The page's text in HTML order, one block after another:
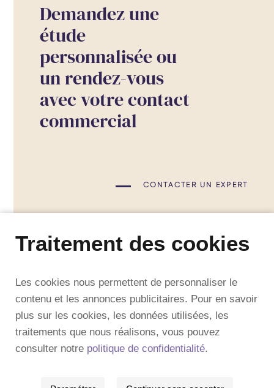
Demandez une
étude
personnalisée ou
un rendez-vous
avec votre contact
commercial
CONTACTER UN EXPERT
Traitement des cookies
Les cookies nous permettent de personnaliser le
contenu et les annonces publicitaires. Pour en savoir
plus sur les cookies, les données utilisées, les
traitements que nous réalisons, vous pouvez
consulter notre politique de confidentialité.